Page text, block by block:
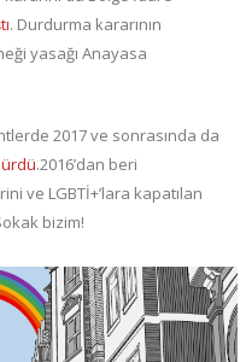
. Durdurma kararının
yasağı Anayasa
2017 ve sonrasında da
.2016’dan beri
ve LGBTİ+’lara kapatılan
bizim!